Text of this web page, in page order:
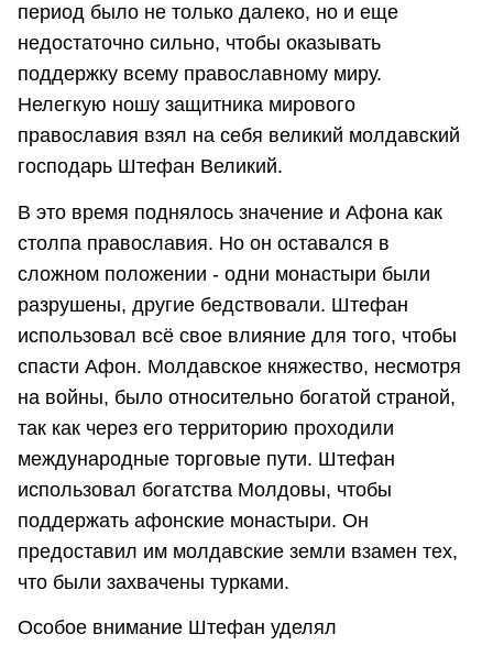
период было не только далеко, но и еще
недостаточно сильно, чтобы оказывать
поддержку всему православному миру.
Нелегкую ношу защитника мирового
православия взял на себя великий молдавский
господарь Штефан Великий.
В это время поднялось значение и Афона как
столпа православия. Но он оставался в
сложном положении - одни монастыри были
разрушены, другие бедствовали. Штефан
использовал всё свое влияние для того, чтобы
спасти Афон. Молдавское княжество, несмотря
на войны, было относительно богатой страной,
так как через его территорию проходили
международные торговые пути. Штефан
использовал богатства Молдовы, чтобы
поддержать афонские монастыри. Он
предоставил им молдавские земли взамен тех,
что были захвачены турками.
Особое внимание Штефан уделял